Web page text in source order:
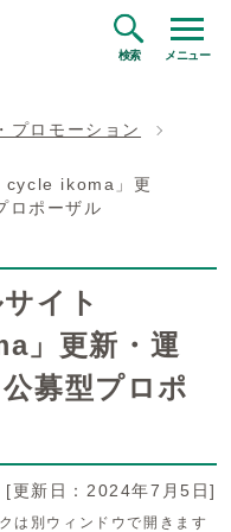
検索 メニュー
プロモーション
cycle ikoma」更
ロポーザル
イト
」更新・運
募型プロポ
[更新日：2024年7月5日]
は別ウィンドウで開きます